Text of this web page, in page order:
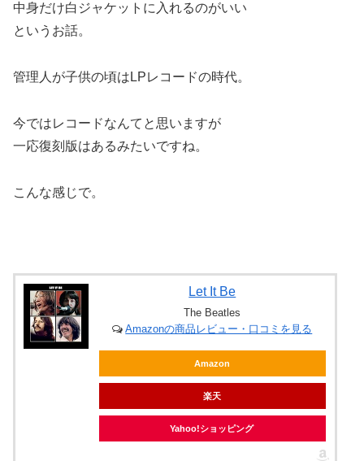
中身だけ白ジャケットに入れるのがいい
というお話。
管理人が子供の頃はLPレコードの時代。
今ではレコードなんてと思いますが
一応復刻版はあるみたいですね。
こんな感じで。
Let It Be
The Beatles
Amazonの商品レビュー・口コミを見る
Amazon
楽天
Yahoo!ショッピング